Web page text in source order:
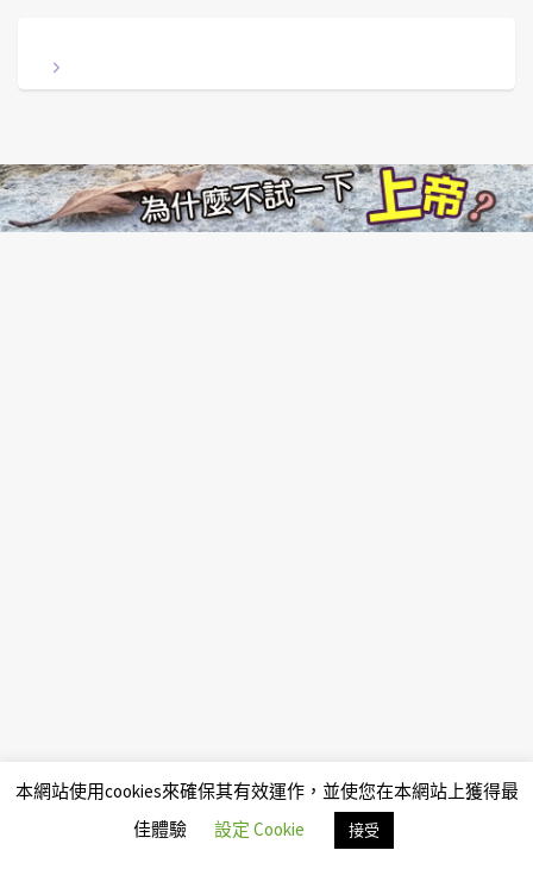
本網站使用cookies來確保其有效運作，並使您在本網站上獲得最
佳體驗
設定 Cookie 接受